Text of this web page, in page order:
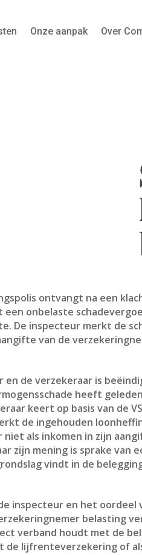
Onze aanpak Over
ontvangt na een
een onbelaste
De inspecteur merkt de
van de
de verzekeraar is
heeft
keert op basis van de
de ingehouden
als inkomen in zijn
zijn mening is sprake
vindt in de
inspecteur en het
belasting
verband houdt met de
de lijfrenteverzekering of